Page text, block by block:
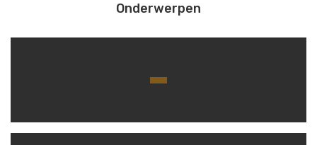
Onderwerpen